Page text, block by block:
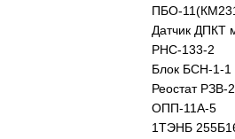
ПБО-
Датчик ДПКТ
РНС-133-2
Блок БСН-1-1
Реостат РЗВ-
ОПП-11А-5
1ТЭНБ